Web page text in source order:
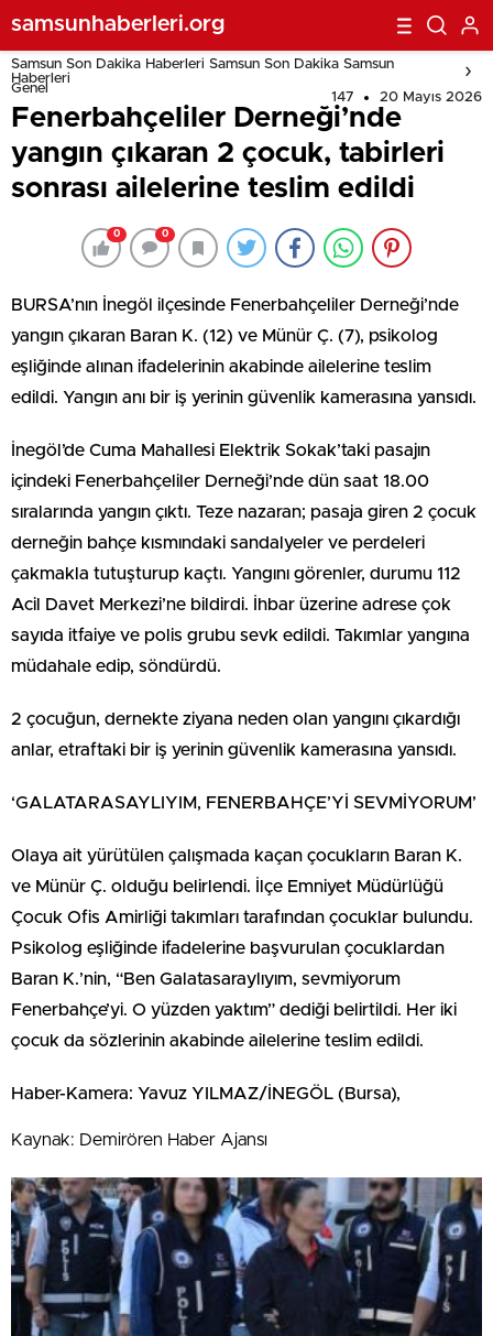
samsunhaberleri.org
Samsun Son Dakika Haberleri Samsun Son Dakika Samsun
Haberleri
Genel
147 20 Mayıs 2026
Fenerbahçeliler Derneği’nde
yangın çıkaran 2 çocuk, tabirleri
sonrası ailelerine teslim edildi
0 0
BURSA’nın İnegöl ilçesinde Fenerbahçeliler Derneği’nde
yangın çıkaran Baran K. (12) ve Münür Ç. (7), psikolog
eşliğinde alınan ifadelerinin akabinde ailelerine teslim
edildi. Yangın anı bir iş yerinin güvenlik kamerasına yansıdı.
İnegöl’de Cuma Mahallesi Elektrik Sokak’taki pasajın
içindeki Fenerbahçeliler Derneği’nde dün saat 18.00
sıralarında yangın çıktı. Teze nazaran; pasaja giren 2 çocuk
derneğin bahçe kısmındaki sandalyeler ve perdeleri
çakmakla tutuşturup kaçtı. Yangını görenler, durumu 112
Acil Davet Merkezi’ne bildirdi. İhbar üzerine adrese çok
sayıda itfaiye ve polis grubu sevk edildi. Takımlar yangına
müdahale edip, söndürdü.
2 çocuğun, dernekte ziyana neden olan yangını çıkardığı
anlar, etraftaki bir iş yerinin güvenlik kamerasına yansıdı.
‘GALATARASAYLIYIM, FENERBAHÇE’Yİ SEVMİYORUM’
Olaya ait yürütülen çalışmada kaçan çocukların Baran K.
ve Münür Ç. olduğu belirlendi. İlçe Emniyet Müdürlüğü
Çocuk Ofis Amirliği takımları tarafından çocuklar bulundu.
Psikolog eşliğinde ifadelerine başvurulan çocuklardan
Baran K.’nin, “Ben Galatasaraylıyım, sevmiyorum
Fenerbahçe’yi. O yüzden yaktım” dediği belirtildi. Her iki
çocuk da sözlerinin akabinde ailelerine teslim edildi.
Haber-Kamera: Yavuz YILMAZ/İNEGÖL (Bursa),
Kaynak: Demirören Haber Ajansı